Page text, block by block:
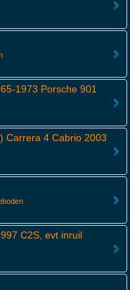
1973 Porsche 901
Carrera 4 Cabrio 2003
C2S, evt inruil